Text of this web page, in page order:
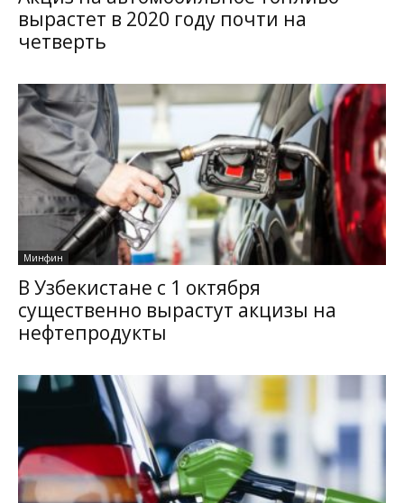
вырастет в 2020 году почти на
четверть
Минфин
В Узбекистане с 1 октября
существенно вырастут акцизы на
нефтепродукты